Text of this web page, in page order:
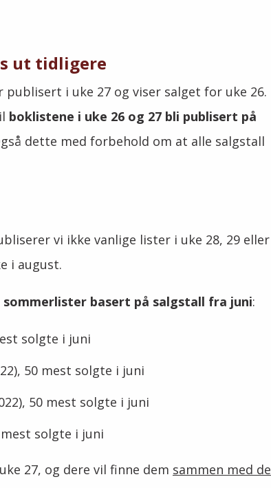
ut tidligere
i uke 27 og viser salget for uke 26.
boklistene i uke 26 og 27 bli publisert på
dette med forbehold om at alle salgstall
vi ikke vanlige lister i uke 28, 29 eller
i august.
basert på salgstall fra juni:
solgte i juni
50 mest solgte i juni
50 mest solgte i juni
solgte i juni
27, og dere vil finne dem sammen med de